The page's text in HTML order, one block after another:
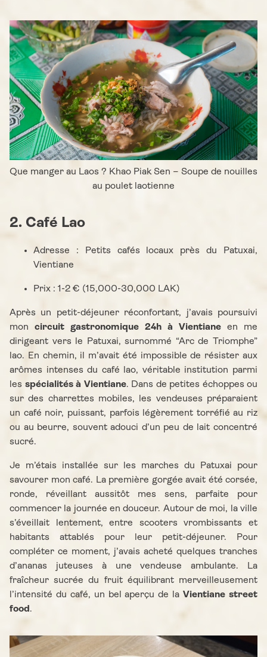
Que manger au Laos ? Khao Piak Sen – Soupe de nouilles
au poulet laotienne
2. Café Lao
Adresse : Petits cafés locaux près du Patuxai,
Vientiane
Prix : 1-2 € (15,000-30,000 LAK)
Après un petit-déjeuner réconfortant, j’avais poursuivi
mon circuit gastronomique 24h à Vientiane en me
dirigeant vers le Patuxai, surnommé “Arc de Triomphe”
lao. En chemin, il m’avait été impossible de résister aux
arômes intenses du café lao, véritable institution parmi
les spécialités à Vientiane. Dans de petites échoppes ou
sur des charrettes mobiles, les vendeuses préparaient
un café noir, puissant, parfois légèrement torréfié au riz
ou au beurre, souvent adouci d’un peu de lait concentré
sucré.
Je m’étais installée sur les marches du Patuxai pour
savourer mon café. La première gorgée avait été corsée,
ronde, réveillant aussitôt mes sens, parfaite pour
commencer la journée en douceur. Autour de moi, la ville
s’éveillait lentement, entre scooters vrombissants et
habitants attablés pour leur petit-déjeuner. Pour
compléter ce moment, j’avais acheté quelques tranches
d’ananas juteuses à une vendeuse ambulante. La
fraîcheur sucrée du fruit équilibrant merveilleusement
l’intensité du café, un bel aperçu de la Vientiane street
food .